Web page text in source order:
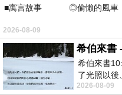
■寓言故事 ◎偷懶的風車
⊕潘文
常颳風的山丘上—&m
2026-08-09
希伯來書
希伯來書
了光照以後
面被毀謗、
2026-08-09